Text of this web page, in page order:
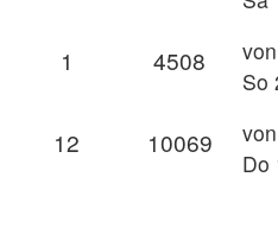
1 4508 von
So
12 10069 von
Do